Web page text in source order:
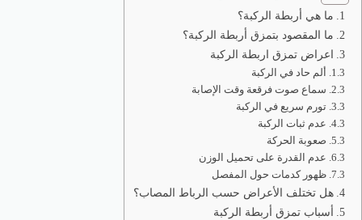
ما هي أربطة الركبة؟
ما المقصود بتمزق أربطة الركبة؟
اعراض تمزق اربطة الركبة
ألم حاد في الركبة
سماع صوت فرقعة وقت الإصابة
تورم سريع في الركبة
عدم ثبات الركبة
صعوبة الحركة
عدم القدرة على تحميل الوزن
ظهور كدمات حول المفصل
هل تختلف الأعراض حسب الرباط المصاب؟
أسباب تمزق أربطة الركبة